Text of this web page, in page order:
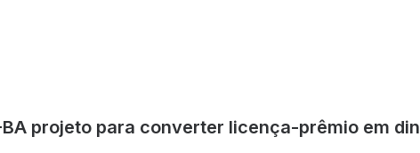
projeto para converter licença-prêmio em